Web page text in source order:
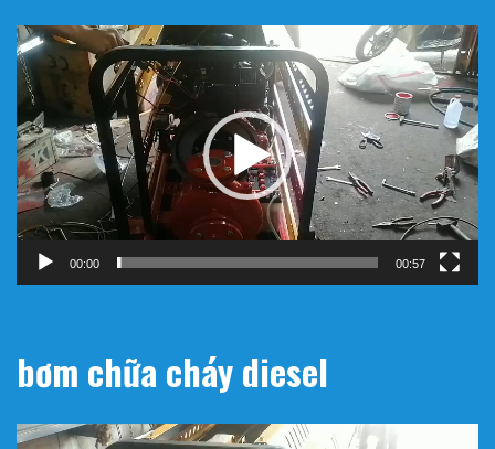
Trình
chơi
Video
00:00 00:57
bơm chữa cháy diesel
Trình